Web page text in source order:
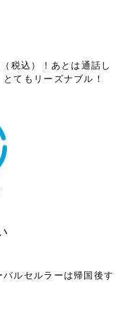
税込）！あとは通話し
てもリーズナブル！
ルセルラーは帰国後す